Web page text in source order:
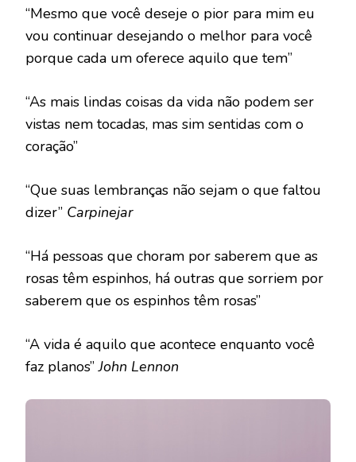
“Mesmo que você deseje o pior para mim eu
vou continuar desejando o melhor para você
porque cada um oferece aquilo que tem”
“As mais lindas coisas da vida não podem ser
vistas nem tocadas, mas sim sentidas com o
coração”
“Que suas lembranças não sejam o que faltou
dizer” Carpinejar
“Há pessoas que choram por saberem que as
rosas têm espinhos, há outras que sorriem por
saberem que os espinhos têm rosas”
“A vida é aquilo que acontece enquanto você
faz planos”John Lennon